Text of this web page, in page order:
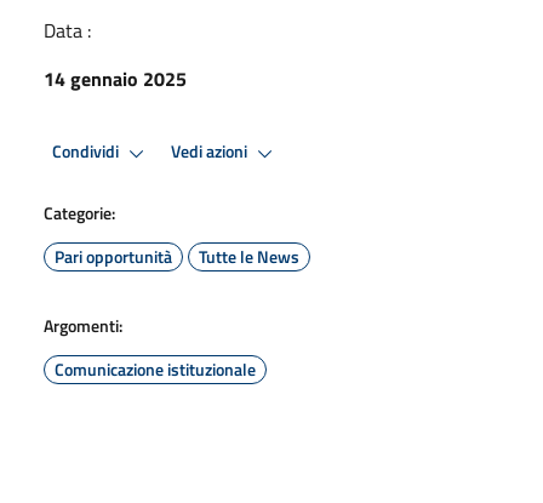
Data :
14 gennaio 2025
Condividi Vedi azioni
Categorie:
Pari opportunità
Tutte le News
Argomenti:
Comunicazione istituzionale